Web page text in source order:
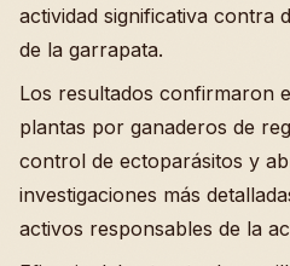
actividad significativa contra
de la garrapata.
Los resultados confirmaron
plantas por ganaderos de
control de ectoparásitos y
investigaciones más
activos responsables de la